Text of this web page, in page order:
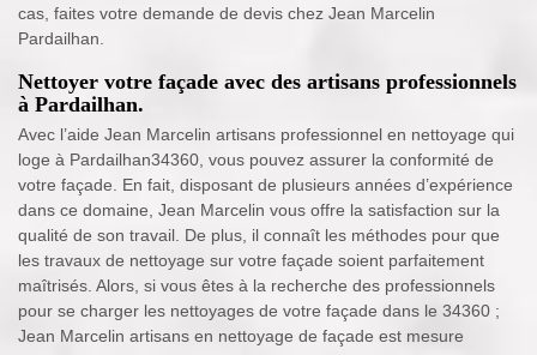
cas, faites votre demande de devis chez Jean Marcelin
Pardailhan.
Nettoyer votre façade avec des artisans professionnels
à Pardailhan.
Avec l’aide Jean Marcelin artisans professionnel en nettoyage qui
loge à Pardailhan34360, vous pouvez assurer la conformité de
votre façade. En fait, disposant de plusieurs années d’expérience
dans ce domaine, Jean Marcelin vous offre la satisfaction sur la
qualité de son travail. De plus, il connaît les méthodes pour que
les travaux de nettoyage sur votre façade soient parfaitement
maîtrisés. Alors, si vous êtes à la recherche des professionnels
pour se charger les nettoyages de votre façade dans le 34360 ;
Jean Marcelin artisans en nettoyage de façade est mesure